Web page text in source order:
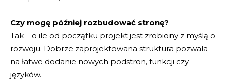
Czy mogę później rozbudować stronę?
Tak – o ile od początku projekt jest zrobiony z myślą o
rozwoju. Dobrze zaprojektowana struktura pozwala
na łatwe dodanie nowych podstron, funkcji czy
języków.